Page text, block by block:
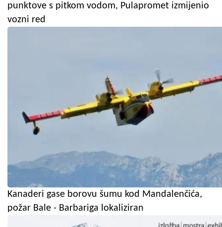
punktove s pitkom vodom, Pulapromet izmijenio
vozni red
Kanaderi gase borovu šumu kod Mandalenčića,
požar Bale - Barbariga lokaliziran